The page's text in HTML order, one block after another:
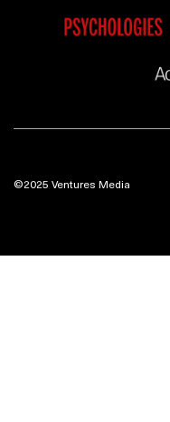
©2025 Ventures Media